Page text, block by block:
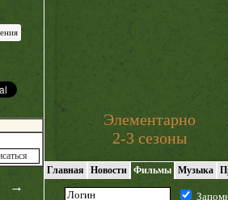
→
Элементарно
2-3 сезоны
Главная Новости Фильмы Музыка